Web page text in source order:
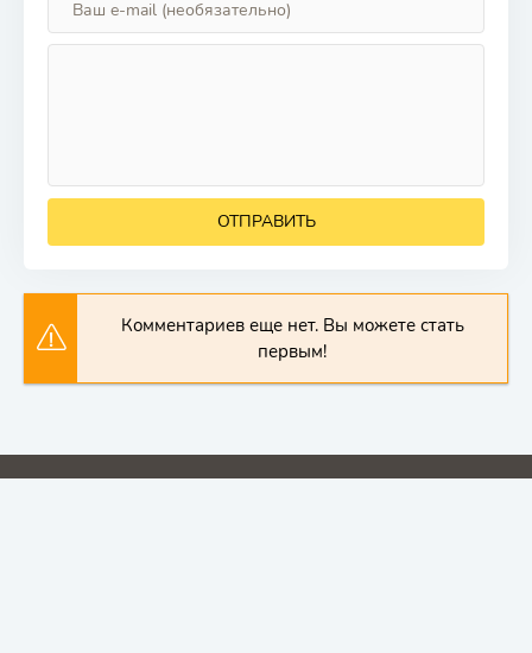
ОТПРАВИТЬ
Комментариев еще нет. Вы можете стать
первым!